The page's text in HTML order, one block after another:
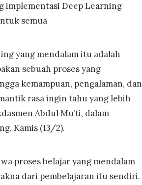
Deep Learning
semua
yang mendalam itu adalah
sebuah proses yang
kemampuan, pengalaman, dan
rasa ingin tahu yang lebih
Abdul Mu’ti, dalam
Kamis (13/2).
proses belajar yang mendalam
dari pembelajaran itu sendiri.